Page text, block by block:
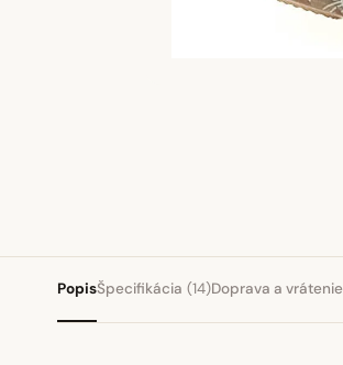
PopisŠpecifikácia (14)Doprava a vrátenie